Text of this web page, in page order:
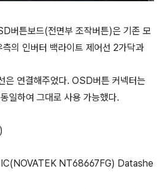
버튼보드(전면부 조작버튼)은 기존 모
의 인버터 백라이트 제어선 2가닥과
은 연결해주었다. OSD버튼 커넥터는
일하여 그대로 사용 가능했다.
IC(NOVATEK NT68667FG) Datashe